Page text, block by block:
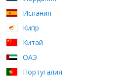
Испания
Кипр
Китай
ОАЭ
Португалия